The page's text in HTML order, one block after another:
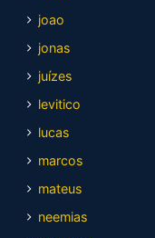
joao
jonas
juízes
levitico
lucas
marcos
mateus
neemias